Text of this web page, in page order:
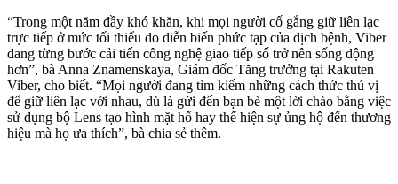
“Trong một năm đầy khó khăn, khi mọi người cố gắng giữ liên lạc
trực tiếp ở mức tối thiểu do diễn biến phức tạp của dịch bệnh, Viber
đang từng bước cải tiến công nghệ giao tiếp số trở nên sống động
hơn”, bà Anna Znamenskaya, Giám đốc Tăng trưởng tại Rakuten
Viber, cho biết. “Mọi người đang tìm kiếm những cách thức thú vị
để giữ liên lạc với nhau, dù là gửi đến bạn bè một lời chào bằng việc
sử dụng bộ Lens tạo hình mặt hổ hay thể hiện sự ủng hộ đến thương
hiệu mà họ ưa thích”, bà chia sẻ thêm.